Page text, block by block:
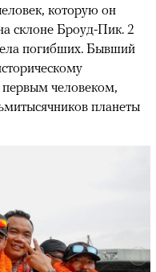
которую он
склоне Броуд-Пик. 2
погибших. Бывший
человеком,
планеты